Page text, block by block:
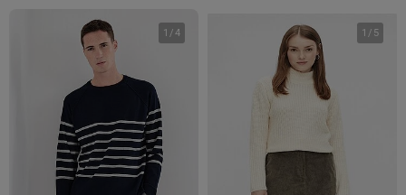
1 /4 1 / 5